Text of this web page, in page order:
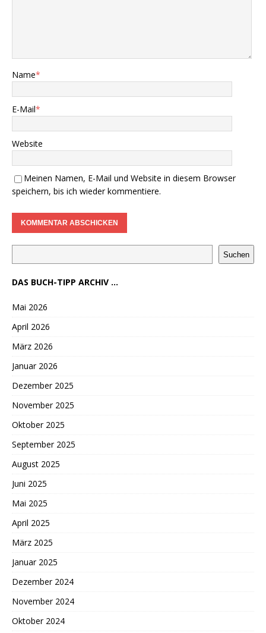
Name*
E-Mail*
Website
Meinen Namen, E-Mail und Website in diesem Browser
speichern, bis ich wieder kommentiere.
Suchen
DAS BUCH-TIPP ARCHIV ...
Mai 2026
April 2026
März 2026
Januar 2026
Dezember 2025
November 2025
Oktober 2025
September 2025
August 2025
Juni 2025
Mai 2025
April 2025
März 2025
Januar 2025
Dezember 2024
November 2024
Oktober 2024